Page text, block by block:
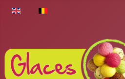
Select your language